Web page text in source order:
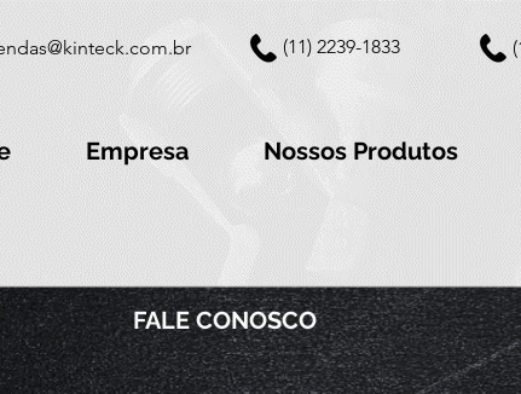
(11) 2239-1833
Empresa Nossos Produtos
FALE CONOSCO